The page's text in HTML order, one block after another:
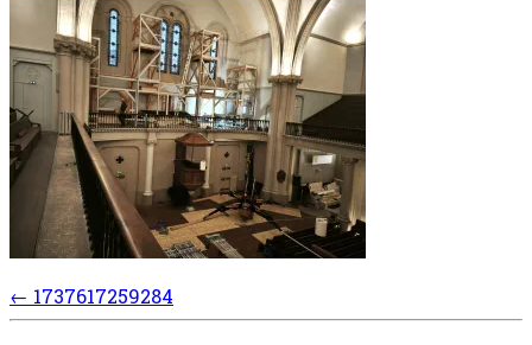
Post
navigation
← 1737617259284